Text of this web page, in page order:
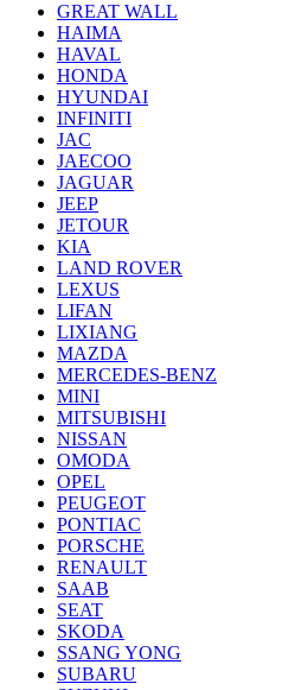
GREAT WALL
HAIMA
HAVAL
HONDA
HYUNDAI
INFINITI
JAC
JAECOO
JAGUAR
JEEP
JETOUR
KIA
LAND ROVER
LEXUS
LIFAN
LIXIANG
MAZDA
MERCEDES-BENZ
MINI
MITSUBISHI
NISSAN
OMODA
OPEL
PEUGEOT
PONTIAC
PORSCHE
RENAULT
SAAB
SEAT
SKODA
SSANG YONG
SUBARU